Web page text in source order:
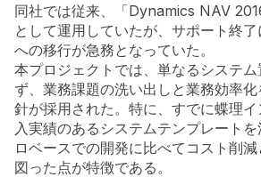
同社では従来、「Dynamics NAV
として運用していたが、サポート終
への移行が急務となっていた。
本プロジェクトでは、単なるシステ
ず、業務課題の洗い出しと業務効率
針が採用された。特に、すでに蝶理
入実績のあるシステムテンプレート
ロベースでの開発に比べてコスト削
図った点が特徴である。